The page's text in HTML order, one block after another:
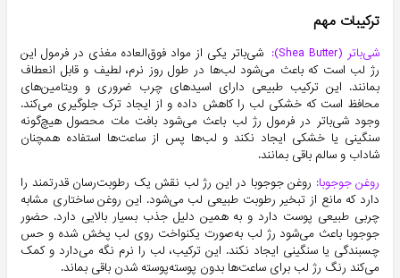
ترکیبات مهم
شی‌باتر (Shea Butter):
شی‌باتر یکی از مواد فوق‌العاده مغذی در فرمول این
رژ لب است که باعث می‌شود لب‌ها در طول روز نرم، لطیف و قابل انعطاف
بمانند. این ترکیب طبیعی دارای اسیدهای چرب ضروری و ویتامین‌های
محافظ است که خشکی لب را کاهش داده و از ایجاد ترک جلوگیری می‌کند.
وجود شی‌باتر در فرمول رژ لب باعث می‌شود بافت مات محصول هیچ‌گونه
سنگینی یا خشکی ایجاد نکند و لب‌ها پس از ساعت‌ها استفاده همچنان
شاداب و سالم باقی بمانند.
روغن جوجوبا: روغن جوجوبا در این رژ لب نقش یک رطوبت‌رسان قدرتمند را
دارد که مانع از تبخیر رطوبت طبیعی لب می‌شود. این روغن ساختاری مشابه
چربی طبیعی پوست دارد و به همین دلیل جذب بسیار بالایی دارد. حضور
جوجوبا باعث می‌شود رژ لب به‌صورت یکنواخت روی لب پخش شده و حس
چسبندگی یا سنگینی ایجاد نکند. این ترکیب، لب را نرم نگه می‌دارد و کمک
می‌کند رنگ رژ لب برای ساعت‌ها بدون پوسته‌پوسته شدن باقی بماند.